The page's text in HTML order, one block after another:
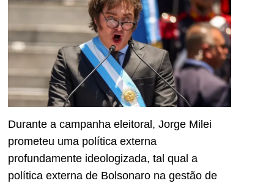
Durante a campanha eleitoral, Jorge Milei
prometeu uma política externa
profundamente ideologizada, tal qual a
política externa de Bolsonaro na gestão de